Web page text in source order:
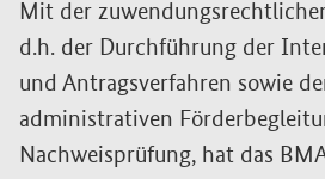
Mit der
d.h. der Durchführung der
und Antragsverfahren sowie
administrativen
Nachweisprüfung, hat das